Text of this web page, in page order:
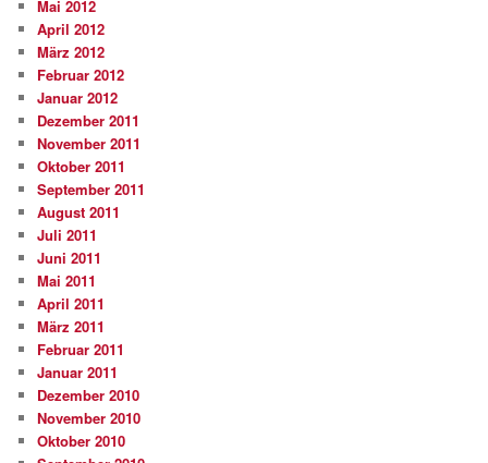
Mai 2012
April 2012
März 2012
Februar 2012
Januar 2012
Dezember 2011
November 2011
Oktober 2011
September 2011
August 2011
Juli 2011
Juni 2011
Mai 2011
April 2011
März 2011
Februar 2011
Januar 2011
Dezember 2010
November 2010
Oktober 2010